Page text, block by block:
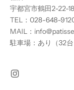
宇都宮市鶴田2-22-
TEL：028-648-
MAIL：
駐車場：あり（32台